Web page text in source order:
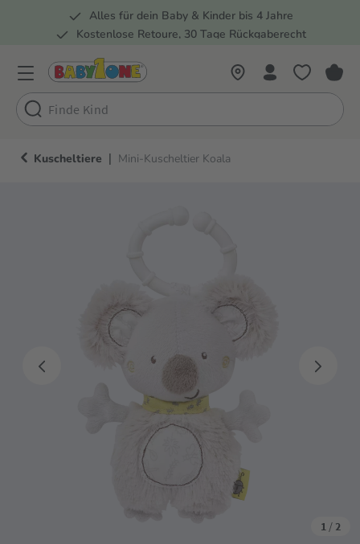
Zur Hauptnavigation springen
Alles für dein Baby & Kinder bis 4 Jahre
Kostenlose Retoure, 30 Tage Rückgaberecht
Kuscheltiere | Mini-Kuscheltier Koala
1 / 2